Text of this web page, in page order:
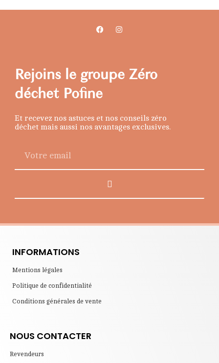
Rejoins le groupe Zéro
déchet Pofine
Et recevez nos astuces et nos conseils zéro
déchet mais aussi nos avantages exclusives.
INFORMATIONS
Mentions légales
Politique de confidentialité
Conditions générales de vente
NOUS CONTACTER
Revendeurs